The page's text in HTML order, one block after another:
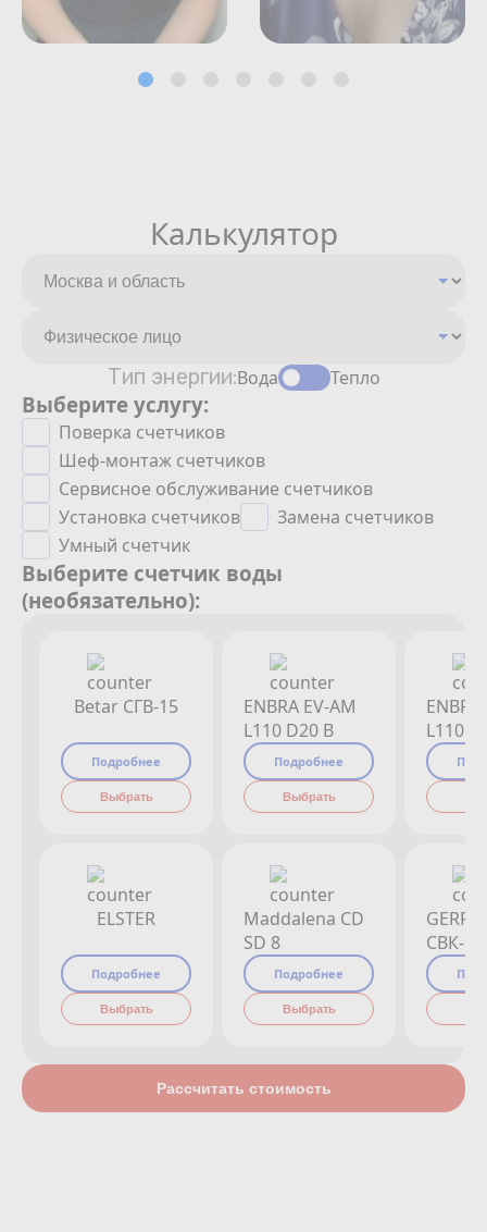
Калькулятор
Тип энергии:Вода Тепло
Выберите услугу:
Поверка счетчиков
Шеф-монтаж счетчиков
Сервисное обслуживание счетчиков
Установка счетчиков
Замена счетчиков
Умный счетчик
Выберите счетчик воды
(необязательно):
Betar СГВ-15
Подробнее
Выбрать
ELSTER
Подробнее
Выбрать
ENBRA EV-AM
L110 D20 B
Подробнее
Выбрать
Maddalena CD
SD 8
Подробнее
Выбрать
L110
СВК-
Рассчитать стоимость